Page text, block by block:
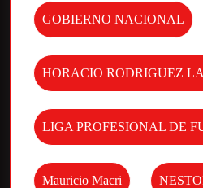
GOBIERNO NACIONAL
HORACIO RODRIGUEZ
LIGA PROFESIONAL DE
Mauricio Macri